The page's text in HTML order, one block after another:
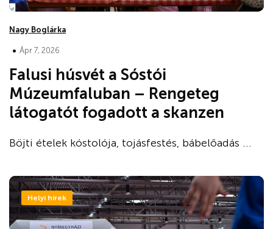
Nagy Boglárka
• Ápr 7, 2026
Falusi húsvét a Sóstói
Múzeumfaluban – Rengeteg
látogatót fogadott a skanzen
Böjti ételek kóstolója, tojásfestés, bábelőadás ...
Helyi hírek